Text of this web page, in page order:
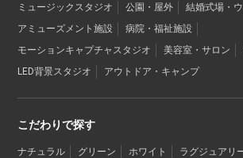
ミュージックスタジオ
公園・屋外
結婚式場・
アミューズメント施設
病院・福祉施設
モーションキャプチャスタジオ
美容室・サロン
LED背景スタジオ
アウトドア・キャンプ
こだわりで探す
ナチュラル グリーン ホワイト ラグジュアリ